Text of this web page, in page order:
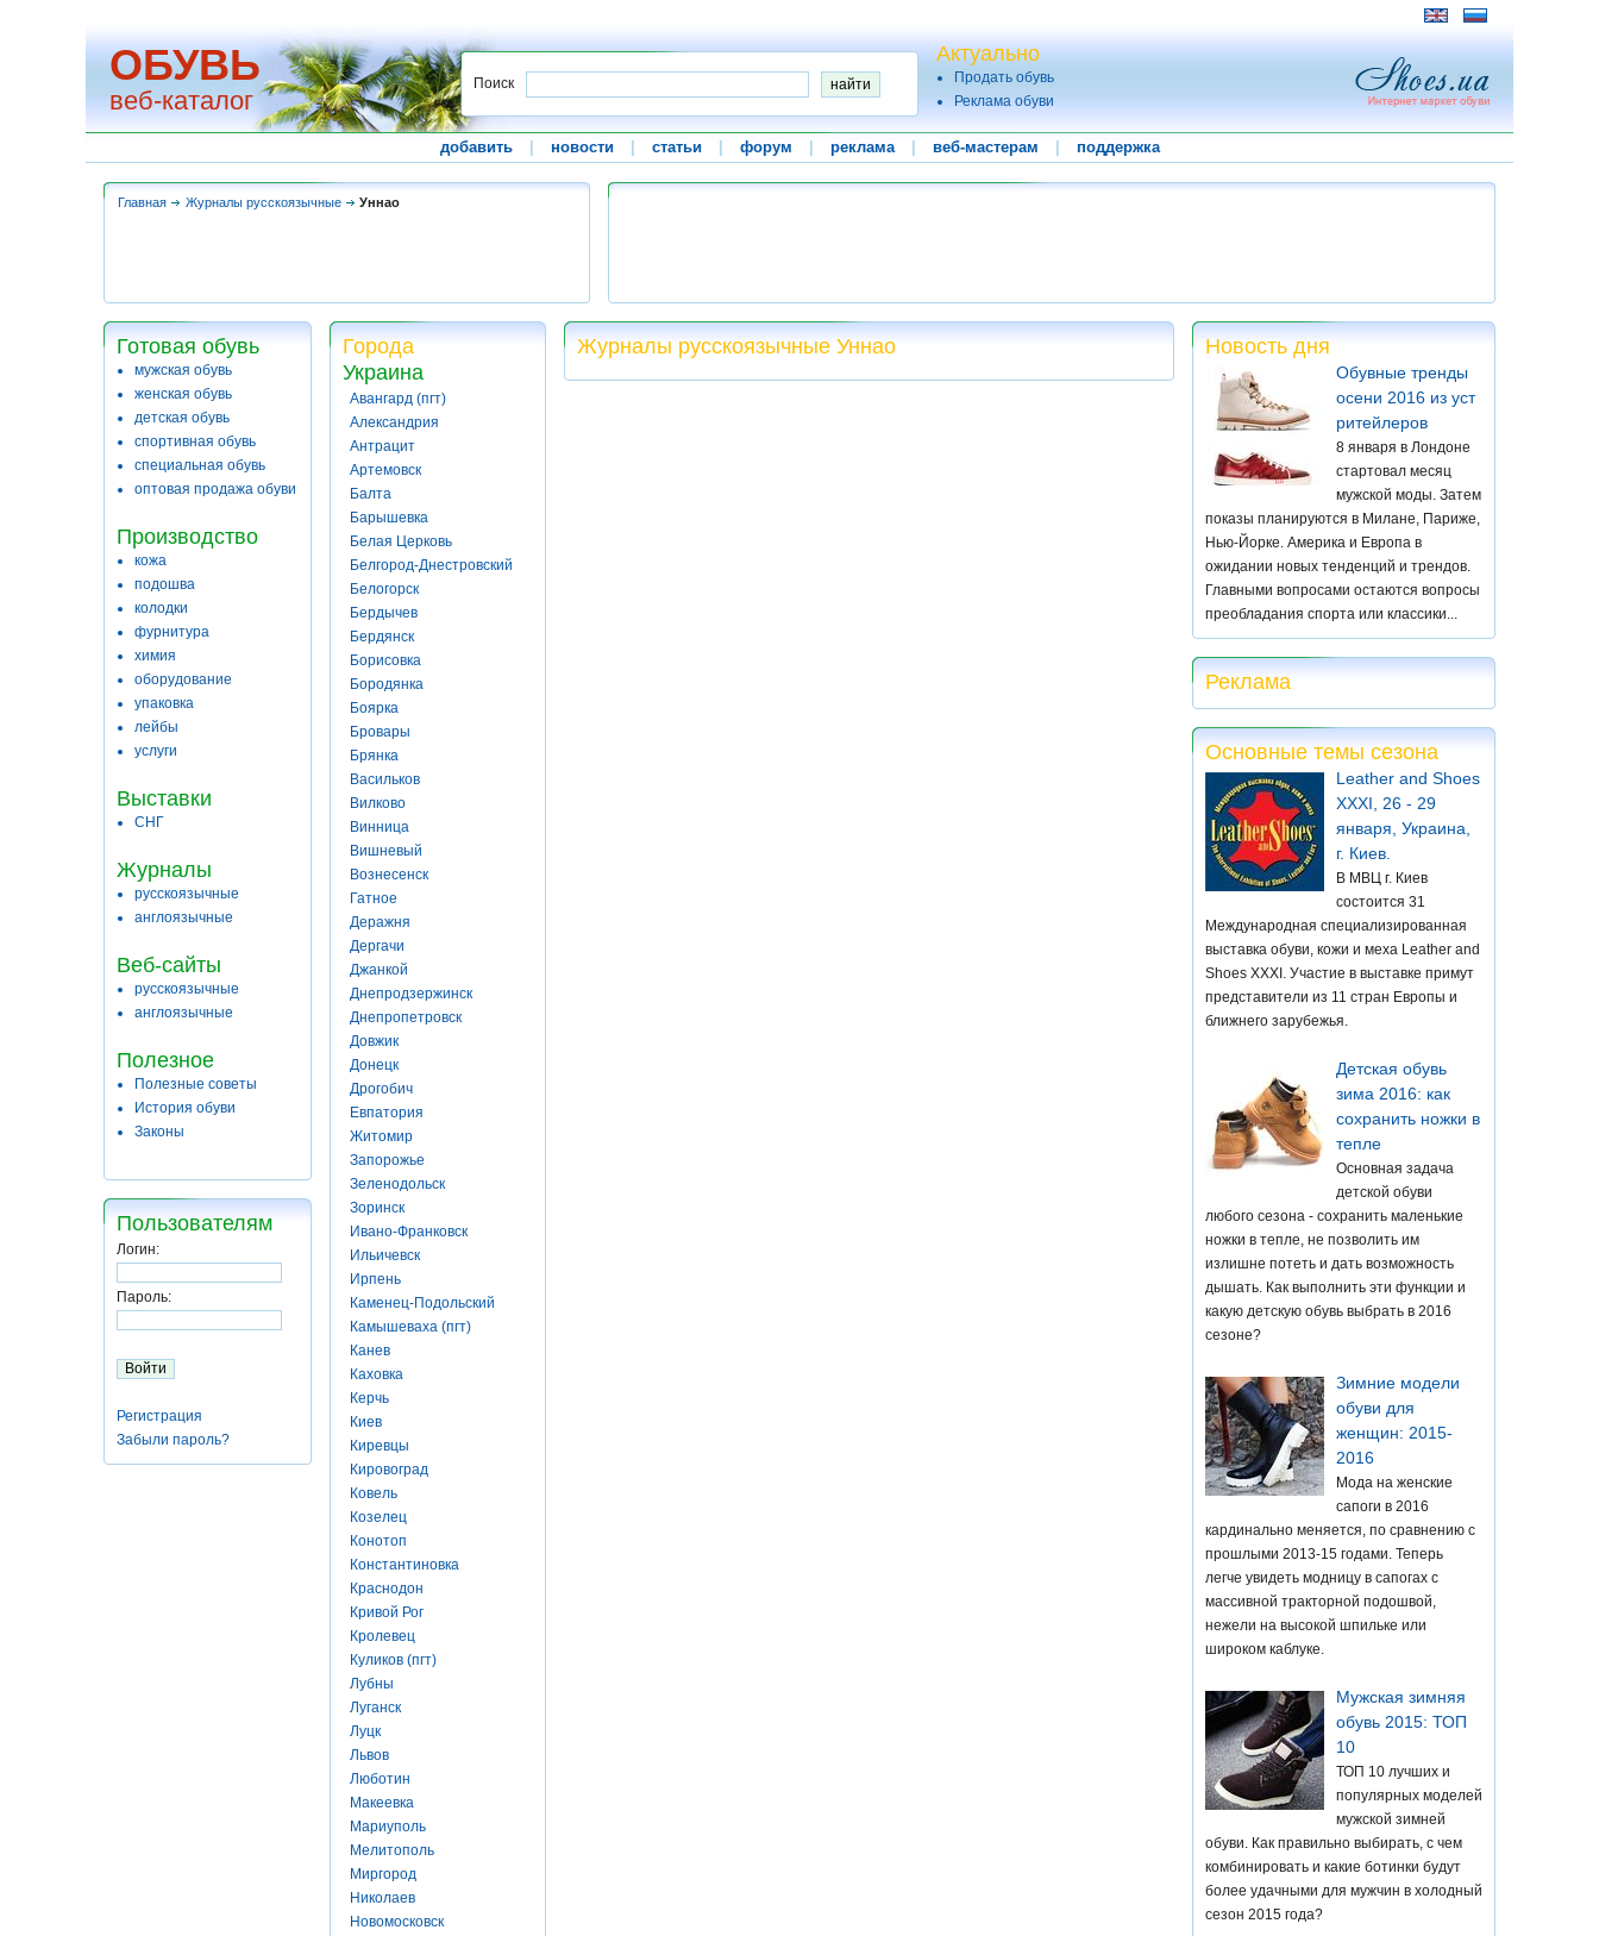
ОБУВЬ
веб-каталог
Поиск
Актуально
Продать обувь
Реклама обуви
добавить новости статьи форум реклама веб-мастерам поддержка
Главная Журналы русскоязычные Уннао
Готовая обувь
мужская обувь
женская обувь
детская обувь
спортивная обувь
специальная обувь
оптовая продажа обуви
Производство
кожа
подошва
колодки
фурнитура
химия
оборудование
упаковка
лейбы
услуги
Выставки
СНГ
Журналы
русскоязычные
англоязычные
Веб-сайты
русскоязычные
англоязычные
Полезное
Полезные советы
История обуви
Законы
Пользователям
Логин:
Пароль:
Регистрация
Забыли пароль?
Города
Украина
Авангард (пгт)
Александрия
Антрацит
Артемовск
Балта
Барышевка
Белая Церковь
Белгород-Днестровский
Белогорск
Бердычев
Бердянск
Борисовка
Бородянка
Боярка
Бровары
Брянка
Васильков
Вилково
Винница
Вишневый
Вознесенск
Гатное
Деражня
Дергачи
Джанкой
Днепродзержинск
Днепропетровск
Довжик
Донецк
Дрогобич
Евпатория
Житомир
Запорожье
Зеленодольск
Зоринск
Ивано-Франковск
Ильичевск
Ирпень
Каменец-Подольский
Камышеваха (пгт)
Канев
Каховка
Керчь
Киев
Киревцы
Кировоград
Ковель
Козелец
Конотоп
Константиновка
Краснодон
Кривой Рог
Кролевец
Куликов (пгт)
Лубны
Луганск
Луцк
Львов
Люботин
Макеевка
Мариуполь
Мелитополь
Миргород
Николаев
Новомосковск
Журналы русскоязычные Уннао Новость дня
Обувные тренды
осени 2016 из уст
ритейлеров
8 января в Лондоне
стартовал месяц
мужской моды. Затем
показы планируются в Милане, Париже,
Нью-Йорке. Америка и Европа в
ожидании новых тенденций и трендов.
Главными вопросами остаются вопросы
преобладания спорта или классики...
Реклама
Основные темы сезона
Leather and Shoes
XXXI, 26 - 29
января, Украина,
г. Киев.
В МВЦ г. Киев
состоится 31
Международная специализированная
выставка обуви, кожи и меха Leather and
Shoes XXXI. Участие в выставке примут
представители из 11 стран Европы и
ближнего зарубежья.
Детская обувь
зима 2016: как
сохранить ножки в
тепле
Основная задача
детской обуви
любого сезона - сохранить маленькие
ножки в тепле, не позволить им
излишне потеть и дать возможность
дышать. Как выполнить эти функции и
какую детскую обувь выбрать в 2016
сезоне?
Зимние модели
обуви для
женщин: 2015-
2016
Мода на женские
сапоги в 2016
кардинально меняется, по сравнению с
прошлыми 2013-15 годами. Теперь
легче увидеть модницу в сапогах с
массивной тракторной подошвой,
нежели на высокой шпильке или
широком каблуке.
Мужская зимняя
обувь 2015: ТОП
10
ТОП 10 лучших и
популярных моделей
мужской зимней
обуви. Как правильно выбирать, с чем
комбинировать и какие ботинки будут
более удачными для мужчин в холодный
сезон 2015 года?